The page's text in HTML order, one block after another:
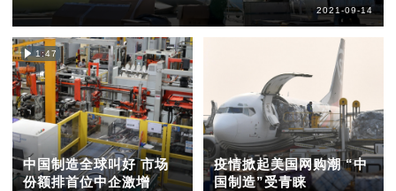
2021-09-14
1:47
中国制造全球叫好 市场
份额排首位中企激增
疫情掀起美国网购潮 “中
国制造”受青睐